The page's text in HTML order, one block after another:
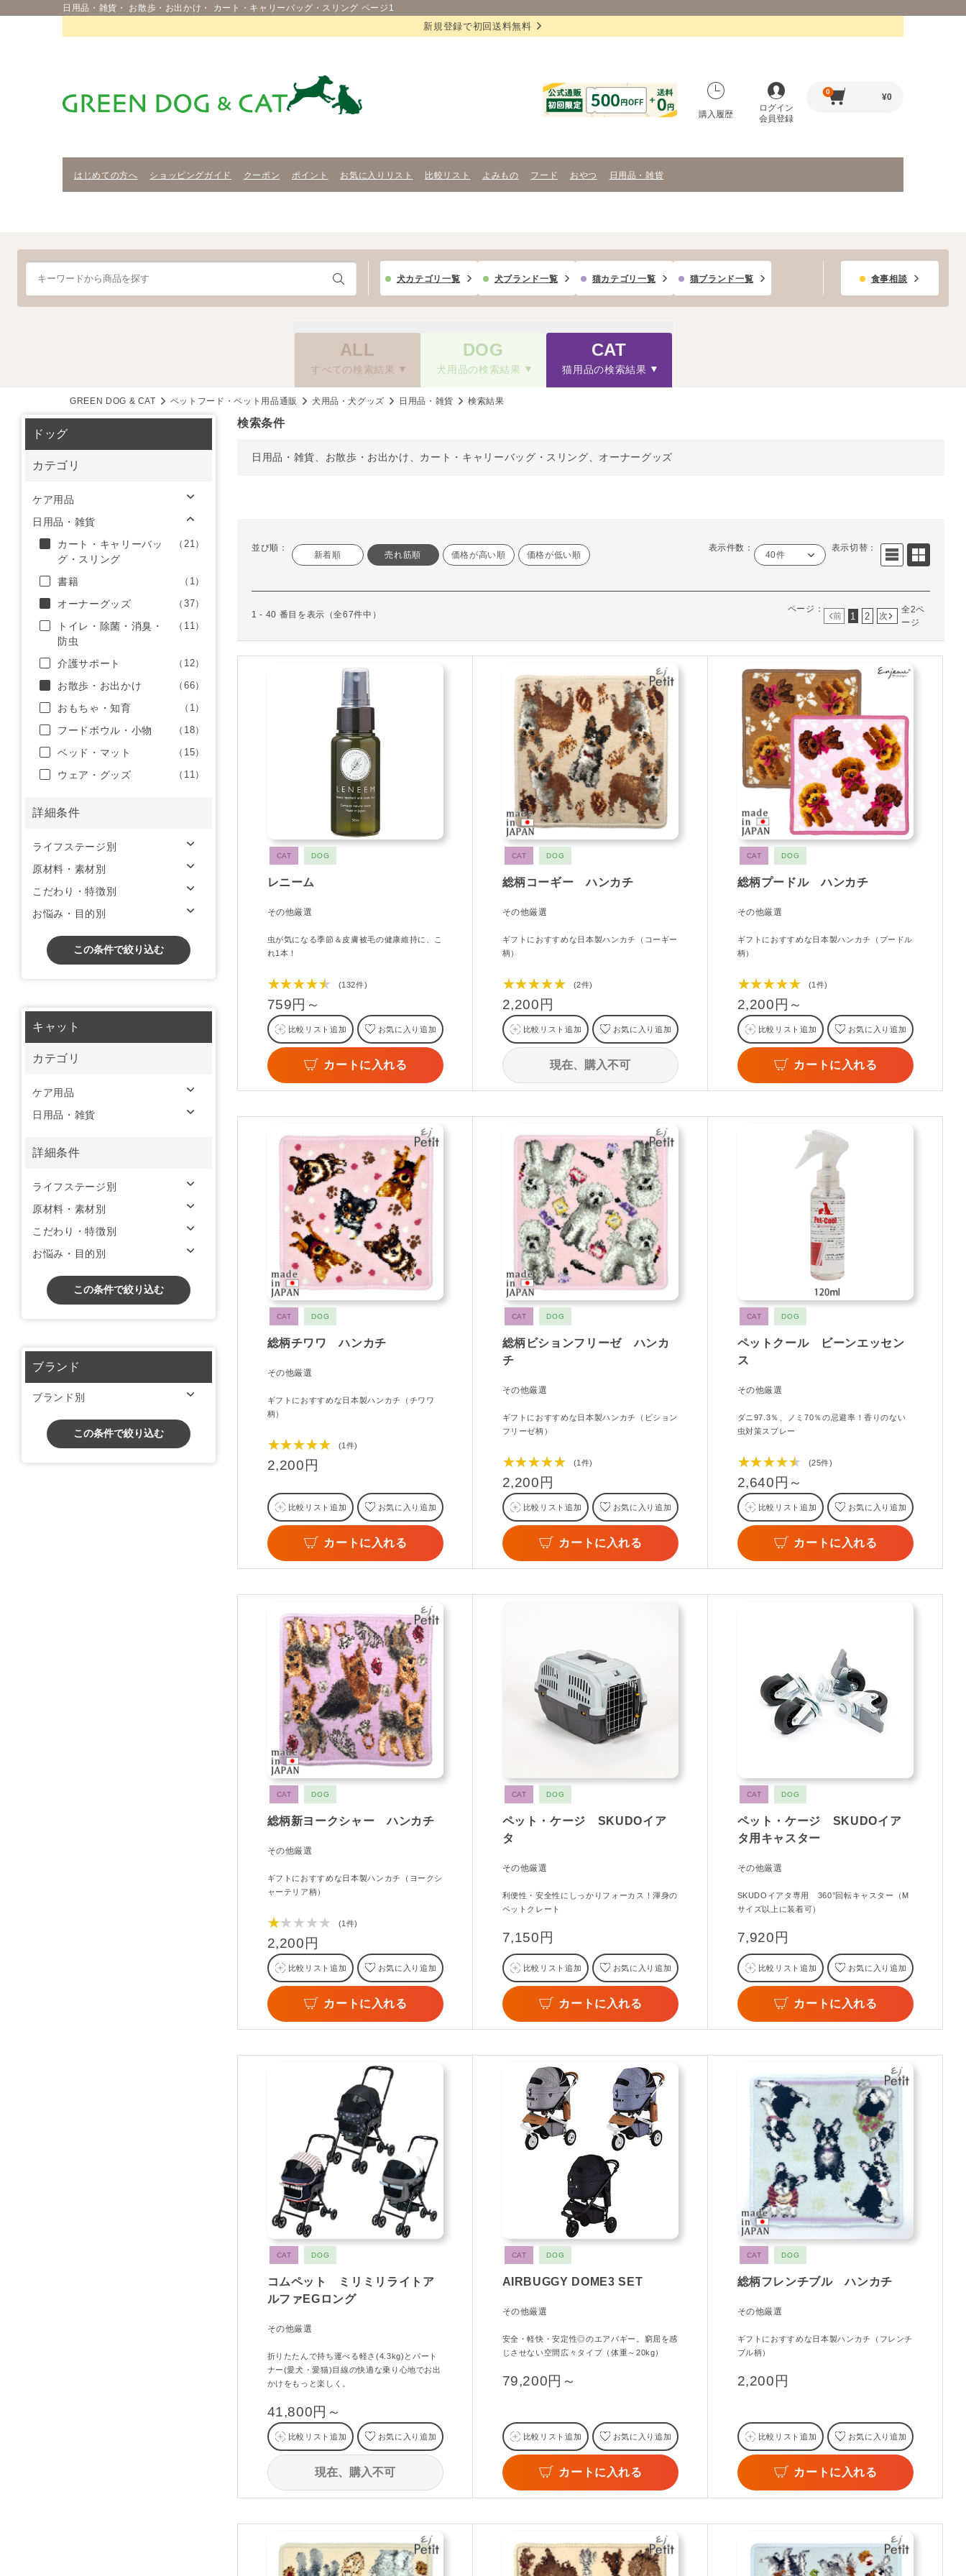
日用品・雑貨・ お散歩・お出かけ・ カート・キャリーバッグ・スリング ページ1
新規登録で初回送料無料
購入履歴
ログイン
会員登録
0
¥0
はじめての方へ ショッピングガイド クーポン ポイント お気に入りリスト 比較リスト よみもの フード おやつ 日用品・雑貨
犬カテゴリ一覧 犬ブランド一覧 猫カテゴリ一覧 猫ブランド一覧 食事相談
ALL
すべての検索結果
DOG
犬用品の検索結果
CAT
猫用品の検索結果
GREEN DOG & CAT ペットフード・ペット用品通販 犬用品・犬グッズ 日用品・雑貨 検索結果
検索条件
日用品・雑貨、お散歩・お出かけ、カート・キャリーバッグ・スリング、オーナーグッズ
並び順：
新着順 売れ筋順 価格が高い順 価格が低い順
表示件数：
40件
表示切替：
1 - 40 番目を表示（全67件中）
ページ：
前 1 2 次
全2ペ
ージ
CAT DOG
レニーム
その他厳選
虫が気になる季節＆皮膚被毛の健康維持に、こ
れ1本！
★★★★★ (132件)
759円～
比較リスト追加 お気に入り追加
カートに入れる
CAT DOG
総柄コーギー ハンカチ
その他厳選
ギフトにおすすめな日本製ハンカチ（コーギー
柄）
★★★★★ (2件)
2,200円
比較リスト追加 お気に入り追加
現在、購入不可
CAT DOG
総柄プードル ハンカチ
その他厳選
ギフトにおすすめな日本製ハンカチ（プードル
柄）
★★★★★ (1件)
2,200円～
比較リスト追加 お気に入り追加
カートに入れる
CAT DOG
総柄チワワ ハンカチ
その他厳選
ギフトにおすすめな日本製ハンカチ（チワワ
柄）
★★★★★ (1件)
2,200円
比較リスト追加 お気に入り追加
カートに入れる
CAT DOG
総柄ビションフリーゼ ハンカ
チ
その他厳選
ギフトにおすすめな日本製ハンカチ（ビション
フリーゼ柄）
★★★★★ (1件)
2,200円
比較リスト追加 お気に入り追加
カートに入れる
CAT DOG
ペットクール ビーンエッセン
ス
その他厳選
ダニ97.3％、ノミ70％の忌避率！香りのない
虫対策スプレー
★★★★★ (25件)
2,640円～
比較リスト追加 お気に入り追加
カートに入れる
CAT DOG
総柄新ヨークシャー ハンカチ
その他厳選
ギフトにおすすめな日本製ハンカチ（ヨークシ
ャーテリア柄）
★★★★★ (1件)
2,200円
比較リスト追加 お気に入り追加
カートに入れる
CAT DOG
ペット・ケージ SKUDOイア
タ
その他厳選
利便性・安全性にしっかりフォーカス！渾身の
ペットクレート
7,150円
比較リスト追加 お気に入り追加
カートに入れる
CAT DOG
ペット・ケージ SKUDOイア
タ用キャスター
その他厳選
SKUDOイアタ専用 360°回転キャスター（M
サイズ以上に装着可）
7,920円
比較リスト追加 お気に入り追加
カートに入れる
CAT DOG
コムペット ミリミリライトア
ルファEGロング
その他厳選
折りたたんで持ち運べる軽さ(4.3kg)とパート
ナー(愛犬・愛猫)目線の快適な乗り心地でお出
かけをもっと楽しく。
41,800円～
比較リスト追加 お気に入り追加
現在、購入不可
CAT DOG
AIRBUGGY DOME3 SET
その他厳選
安全・軽快・安定性◎のエアバギー。窮屈を感
じさせない空間広々タイプ（体重～20kg）
79,200円～
比較リスト追加 お気に入り追加
カートに入れる
CAT DOG
総柄フレンチブル ハンカチ
その他厳選
ギフトにおすすめな日本製ハンカチ（フレンチ
ブル柄）
2,200円
比較リスト追加 お気に入り追加
カートに入れる
ドッグ
カテゴリ
ケア用品
日用品・雑貨
カート・キャリーバッ
グ・スリング
（21）
書籍 （1）
オーナーグッズ （37）
トイレ・除菌・消臭・
防虫
（11）
介護サポート （12）
お散歩・お出かけ （66）
おもちゃ・知育 （1）
フードボウル・小物 （18）
ベッド・マット （15）
ウェア・グッズ （11）
詳細条件
ライフステージ別
原材料・素材別
こだわり・特徴別
お悩み・目的別
この条件で絞り込む
キャット
カテゴリ
ケア用品
日用品・雑貨
詳細条件
ライフステージ別
原材料・素材別
こだわり・特徴別
お悩み・目的別
この条件で絞り込む
ブランド
ブランド別
この条件で絞り込む